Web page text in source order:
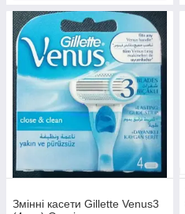
Змінні касети Gillette Venus3